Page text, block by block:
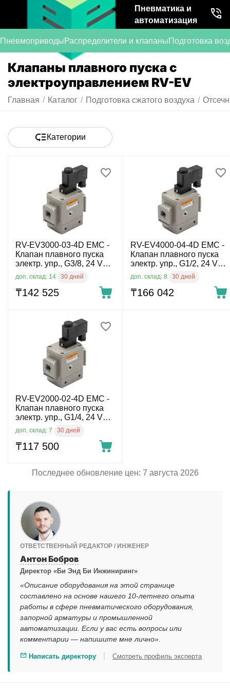
Пневматика и
автоматизация
ПневмоприводыРаспределители и клапаныПодготовка
Клапаны плавного пуска с
электроуправлением RV-EV
Главная / Каталог / Подготовка сжатого воздуха /
Категории
RV-EV3000-03-4D EMC -
Клапан плавного пуска
электр. упр., G3/8, 24 V
DC, 3/2 НЗ
доп. склад: 14 30 дней
₸142 525
RV-EV4000-04-4D EMC -
Клапан плавного пуска
электр. упр., G1/2, 24 V
DC, 3/2 НЗ
доп. склад: 8 30 дней
₸166 042
RV-EV2000-02-4D EMC -
Клапан плавного пуска
электр. упр., G1/4, 24 V
DC, 3/2 НЗ
доп. склад: 7 30 дней
₸117 500
Последнее обновление цен: 7 августа 2026
ОТВЕТСТВЕННЫЙ РЕДАКТОР / ИНЖЕНЕР
Антон Бобров
Директор «Би Энд Би Инжиниринг»
«Описание оборудования на этой странице
составлено на основе нашего 10-летнего опыта
работы в сфере пневматического оборудования,
запорной арматуры и промышленной
автоматизации. Если у вас есть вопросы или
комментарии — напишите мне лично».
Написать директору Смотреть профиль эксперта